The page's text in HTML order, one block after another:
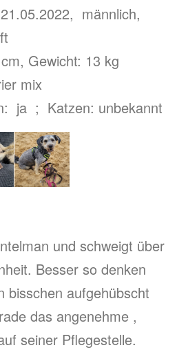
männlich,
Gewicht: 13 kg
mix
ja ; Katzen: unbekannt
und schweigt über
Besser so denken
bisschen aufgehübscht
das angenehme ,
seiner Pflegestelle.